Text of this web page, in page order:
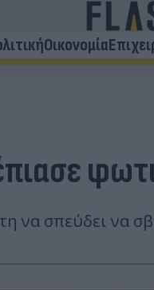
Οικονομία
να σπεύδει να